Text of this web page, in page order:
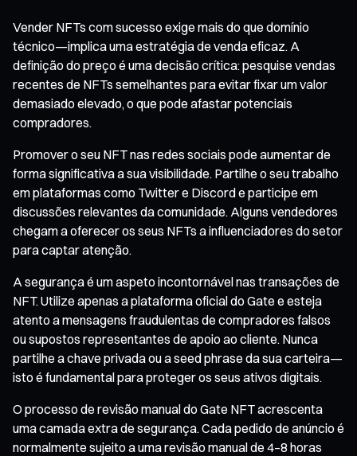
Vender NFTs com sucesso exige mais do que domínio
técnico—implica uma estratégia de venda eficaz. A
definição do preço é uma decisão crítica: pesquise vendas
recentes de NFTs semelhantes para evitar fixar um valor
demasiado elevado, o que pode afastar potenciais
compradores.
Promover o seu NFT nas redes sociais pode aumentar de
forma significativa a sua visibilidade. Partilhe o seu trabalho
em plataformas como Twitter e Discord e participe em
discussões relevantes da comunidade. Alguns vendedores
chegam a oferecer os seus NFTs a influenciadores do setor
para captar atenção.
A segurança é um aspeto incontornável nas transações de
NFT. Utilize apenas a plataforma oficial do Gate e esteja
atento a mensagens fraudulentas de compradores falsos
ou supostos representantes de apoio ao cliente. Nunca
partilhe a chave privada ou a seed phrase da sua carteira—
isto é fundamental para proteger os seus ativos digitais.
O processo de revisão manual do Gate NFT acrescenta
uma camada extra de segurança. Cada pedido de anúncio é
normalmente sujeito a uma revisão manual de 4–8 horas